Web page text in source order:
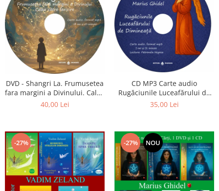
DVD - Shangri La. Frumusetea
fara margini a Divinului. Calea
catre fericire
40,00 Lei
CD MP3 Carte audio
Rugăciunile Luceafărului de
dimineață
35,00 Lei
-27% -27% NOU